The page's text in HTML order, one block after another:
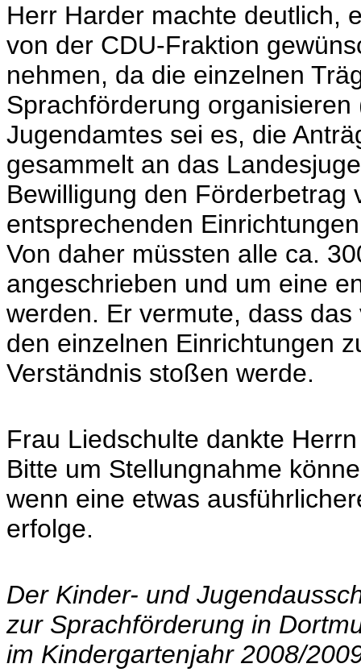
Herr Harder machte deutlich,
von der CDU-Fraktion
nehmen, da die einzelnen
Sprachförderung
Jugendamtes sei es, die
gesammelt an das
Bewilligung den Förderbetrag
entsprechenden
Von daher müssten alle ca.
angeschrieben und um eine
werden. Er vermute, dass
den einzelnen Einrichtungen
Verständnis stoßen werde.
Frau Liedschulte dankte
Bitte um Stellungnahme
wenn eine etwas
erfolge.
Der Kinder- und
zur Sprachförderung in
im Kindergartenjahr 2008/